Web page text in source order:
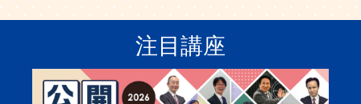
注目講座